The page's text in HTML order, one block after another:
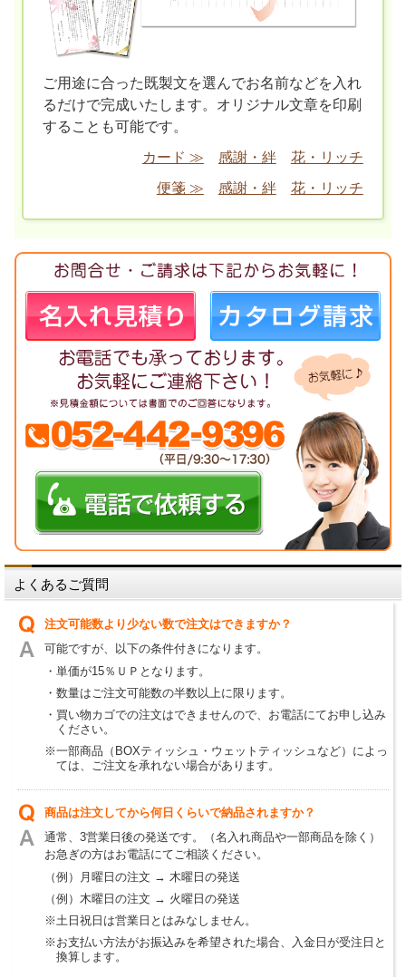
ご用途に合った既製文を選んでお名前などを入れ
るだけで完成いたします。オリジナル文章を印刷
することも可能です。
カード ≫
感謝・絆
花・リッチ
便箋 ≫
感謝・絆 花・リッチ
よくあるご質問
注文可能数より少ない数で注文はできますか？
可能ですが、以下の条件付きになります。
・単価が15％ＵＰとなります。
・数量はご注文可能数の半数以上に限ります。
・買い物カゴでの注文はできませんので、お電話にてお申し込み
ください。
※一部商品（BOXティッシュ・ウェットティッシュなど）によっ
ては、ご注文を承れない場合があります。
商品は注文してから何日くらいで納品されますか？
通常、3営業日後の発送です。（名入れ商品や一部商品を除く）
お急ぎの方はお電話にてご相談ください。
（例）月曜日の注文 → 木曜日の発送
（例）木曜日の注文 → 火曜日の発送
※土日祝日は営業日とはみなしません。
※お支払い方法がお振込みを希望された場合、入金日が受注日と
換算します。